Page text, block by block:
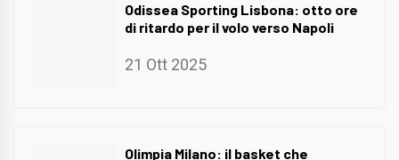
Odissea Sporting Lisbona: otto ore
di ritardo per il volo verso Napoli
21 Ott 2025
Olimpia Milano: il basket che